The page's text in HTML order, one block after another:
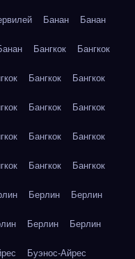
Банан Банан
Бангкок Бангкок
Бангкок Бангкок
Бангкок Бангкок
Бангкок Бангкок
Бангкок Бангкок
Берлин Берлин
Берлин Берлин
Буэнос-Айрес